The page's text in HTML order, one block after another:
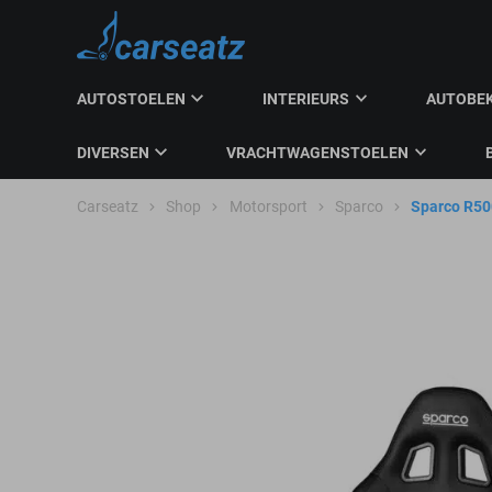
AUTOSTOELEN INTERIEURS
DIVERSEN VRACHTWAGENSTOELEN
Carseatz Shop Motorsport Sparco Sparco